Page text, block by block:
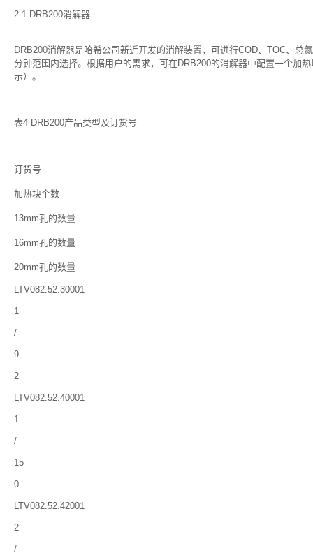
2.1 DRB200消解器
DRB200消解器是哈希公司新近开发的消解装置，可进行COD、TOC、
分钟范围内选择。根据用户的需求，可在DRB200的消解器中配置一个加
示）。
表4 DRB200产品类型及订货号
订货号
加热块个数
13mm孔的数量
16mm孔的数量
20mm孔的数量
LTV082.52.30001
1
/
9
2
LTV082.52.40001
1
/
15
0
LTV082.52.42001
2
/